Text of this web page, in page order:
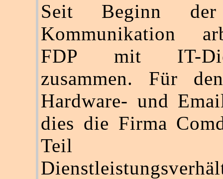
Seit Beginn der
Kommunikation
FDP mit IT-
zusammen. Für
Hardware- und
dies die Firma
Teil